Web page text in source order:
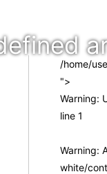
/home/
">
Warning:
line 1
Warning:
white/